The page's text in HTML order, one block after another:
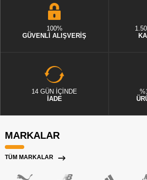
100%
GÜVENLİ ALIŞVERİŞ
14 GÜN İÇİNDE
İADE
MARKALAR
TÜM MARKALAR